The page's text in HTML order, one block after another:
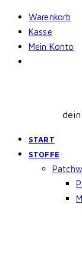
Skip
content
Warenkorb
Kasse
Mein Konto
START
STOFFE